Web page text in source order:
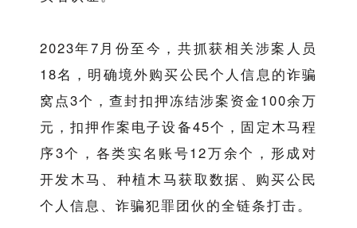
2023年7月份至今，共抓获相关涉案人员
18名，明确境外购买公民个人信息的诈骗
窝点3个，查封扣押冻结涉案资金100余万
元，扣押作案电子设备45个，固定木马程
序3个，各类实名账号12万余个，形成对
开发木马、种植木马获取数据、购买公民
个人信息、诈骗犯罪团伙的全链条打击。